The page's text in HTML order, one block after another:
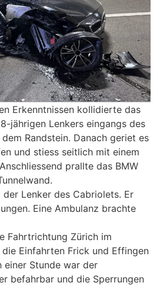
Erkenntnissen kollidierte das
jährigen Lenkers eingangs des
Randstein. Danach geriet es
und stiess seitlich mit einem
prallte das BMW
Lenker des Cabriolets. Er
Eine Ambulanz brachte
Fahrtrichtung Zürich im
Einfahrten Frick und Effingen
einer Stunde war der
befahrbar und die Sperrungen